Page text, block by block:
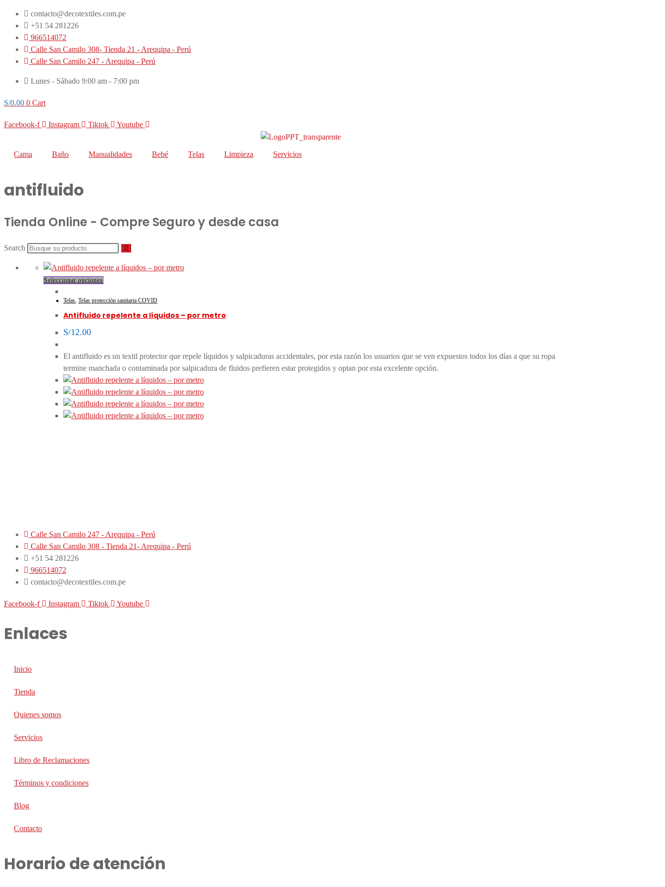
contenido
contacto@decotextiles.com.pe
+51 54 281226
966514072
Calle San Camilo 308- Tienda 21 - Arequipa - Perú
Calle San Camilo 247 - Arequipa - Perú​
Lunes - Sábado 9:00 am - 7:00 pm
S/0.00 0 Cart
Facebook-f Instagram Tiktok Youtube
Cama Baño Manualidades Bebé Telas Limpieza Servicios
antifluido
Tienda Online - Compre Seguro y desde casa
Search
Seleccionar opcionesEste
tiene
múltiples
elegir
en
la
página
Telas, Telas protección sanitaria COVID
Antifluido repelente a líquidos – por metro
S/12.00
El antifluido es un textil protector que repele líquidos y salpicaduras accidentales, por esta razón los usuarios que se ven expuestos todos los días a que su ropa
termine manchada o contaminada por salpicadura de fluidos prefieren estar protegidos y optan por esta excelente opción.
Calle San Camilo 247 - Arequipa - Perú
Calle San Camilo 308 - Tienda 21- Arequipa - Perú
+51 54 281226
966514072
contacto@decotextiles.com.pe
Facebook-f Instagram Tiktok Youtube
Enlaces
Inicio
Tienda
Quienes somos
Servicios
Libro de Reclamaciones
Términos y condiciones
Blog
Contacto
Horario de atención